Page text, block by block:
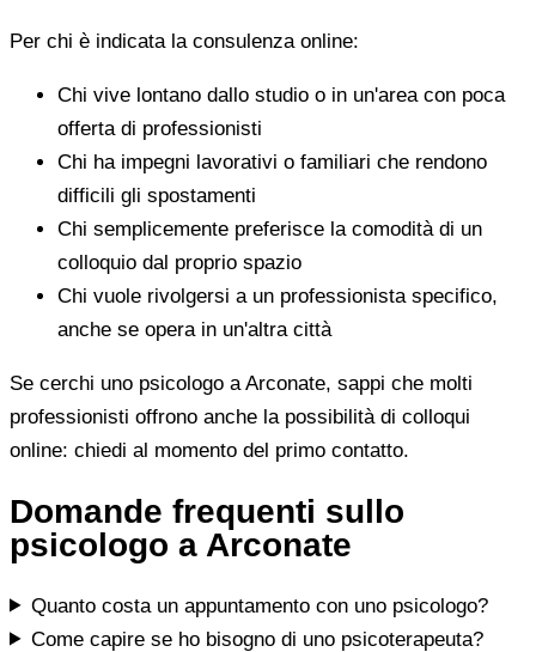
Per chi è indicata la consulenza online:
Chi vive lontano dallo studio o in un'area con poca
offerta di professionisti
Chi ha impegni lavorativi o familiari che rendono
difficili gli spostamenti
Chi semplicemente preferisce la comodità di un
colloquio dal proprio spazio
Chi vuole rivolgersi a un professionista specifico,
anche se opera in un'altra città
Se cerchi uno psicologo a Arconate, sappi che molti
professionisti offrono anche la possibilità di colloqui
online: chiedi al momento del primo contatto.
Domande frequenti sullo
psicologo a Arconate
Quanto costa un appuntamento con uno psicologo?
Come capire se ho bisogno di uno psicoterapeuta?